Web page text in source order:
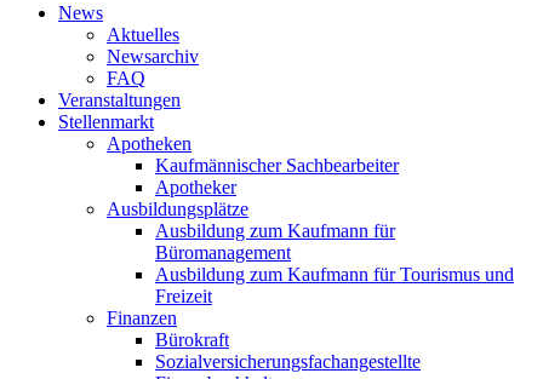
News
Aktuelles
Newsarchiv
FAQ
Veranstaltungen
Stellenmarkt
Apotheken
Kaufmännischer Sachbearbeiter
Apotheker
Ausbildungsplätze
Ausbildung zum Kaufmann für
Büromanagement
Ausbildung zum Kaufmann für Tourismus und
Freizeit
Finanzen
Bürokraft
Sozialversicherungsfachangestellte